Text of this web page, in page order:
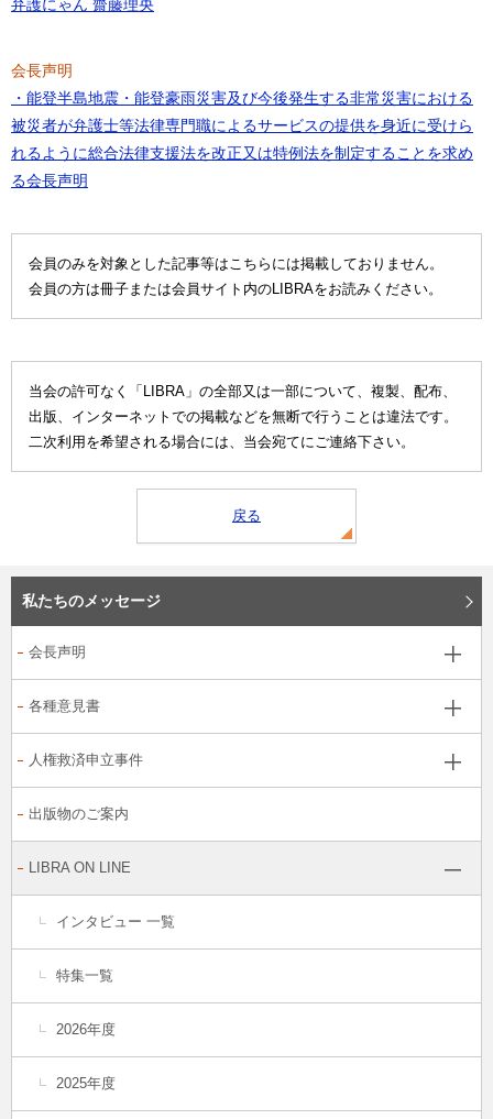
弁護にゃん 齋藤理央
会長声明
・能登半島地震・能登豪雨災害及び今後発生する非常災害における
被災者が弁護士等法律専門職によるサービスの提供を身近に受けら
れるように総合法律支援法を改正又は特例法を制定することを求め
る会長声明
会員のみを対象とした記事等はこちらには掲載しておりません。
会員の方は冊子または会員サイト内のLIBRAをお読みください。
当会の許可なく「LIBRA」の全部又は一部について、複製、配布、
出版、インターネットでの掲載などを無断で行うことは違法です。
二次利用を希望される場合には、当会宛てにご連絡下さい。
戻る
私たちのメッセージ
会長声明
各種意見書
人権救済申立事件
出版物のご案内
LIBRA ON LINE
インタビュー 一覧
特集一覧
2026年度
2025年度